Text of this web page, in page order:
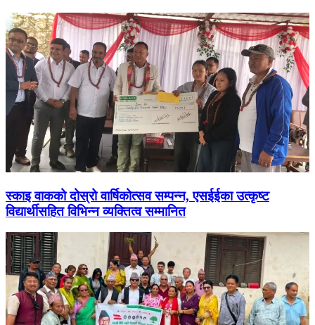
स्काइ वाकको दोस्रो वार्षिकोत्सव सम्पन्न, एसईईका उत्कृष्ट
विद्यार्थीसहित विभिन्न व्यक्तित्व सम्मानित